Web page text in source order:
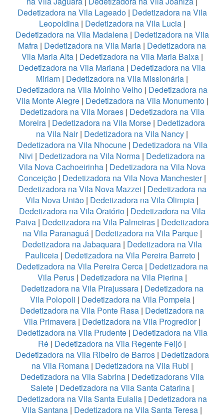
Dedetizadora na Vila Lageado| Dedetizadora na Vila
Leopoldina| Dedetizadora na Vila Lucia|
Dedetizadora na Vila Madalena| Dedetizadora na Vila
Mafra | Dedetizadora na Vila Maria | Dedetizadora na
Vila Maria Alta| Dedetizadora na Vila Maria Baixa|
Dedetizadora na Vila Mariana | Dedetizadora na Vila
Miriam | Dedetizadora na Vila Missionária |
Dedetizadora na Vila Moinho Velho | Dedetizadora na
Vila Monte Alegre| Dedetizadora na Vila Monumento|
Dedetizadora na Vila Moraes| Dedetizadora na Vila
Moreira | Dedetizadora na Vila Morse | Dedetizadora
na Vila Nair| Dedetizadora na Vila Nancy |
Dedetizadora na Vila Nhocune| Dedetizadora na Vila
Nivi | Dedetizadora na Vila Norma | Dedetizadora na
Vila Nova Cachoeirinha | Dedetizadora na Vila Nova
Conceição | Dedetizadora na Vila Nova Manchester|
Dedetizadora na Vila Nova Mazzei | Dedetizadora na
Vila Nova União | Dedetizadora na Vila Olimpia |
Dedetizadora na Vila Oratório| Dedetizadora na Vila
Paiva| Dedetizadora na Vila Palmeiras| Dedetizadora
na Vila Paranaguá| Dedetizadora na Vila Parque|
Dedetizadora na Jabaquara | Dedetizadora na Vila
Pauliceia| Dedetizadora na Vila Pereira Barreto|
Dedetizadora na Vila Pereira Cerca| Dedetizadora na
Vila Perus| Dedetizadora na Vila Pierina|
Dedetizadora na Vila Pirajussara| Dedetizadora na
Vila Polopoli | Dedetizadora na Vila Pompeia|
Dedetizadora na Vila Ponte Rasa | Dedetizadora na
Vila Primavera | Dedetizadora na Vila Progredior|
Dedetizadora na Vila Prudente| Dedetizadora na Vila
Ré | Dedetizadora na Vila Regente Feijó |
Dedetizadora na Vila Ribeiro de Barros| Dedetizadora
na Vila Romana| Dedetizadora na Vila Rubi |
Dedetizadora na Vila Sabrina| Dedetizadorans Vila
Salete| Dedetizadora na Vila Santa Catarina|
Dedetizadora na Vila Santa Eulalia | Dedetizadora na
Vila Santana | Dedetizadora na Vila Santa Teresa |